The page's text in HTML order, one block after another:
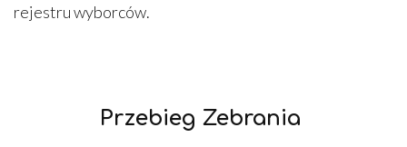
rejestru wyborców.
Przebieg Zebrania